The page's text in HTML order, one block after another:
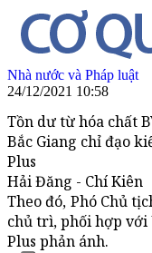
Nhà nước và Pháp luật
24/12/2021 10:58
Tồn dư từ hóa chất
Bắc Giang chỉ đạo
Plus
Hải Đăng - Chí Kiên
Theo đó, Phó Chủ
chủ trì, phối hợp với
Plus phản ánh.